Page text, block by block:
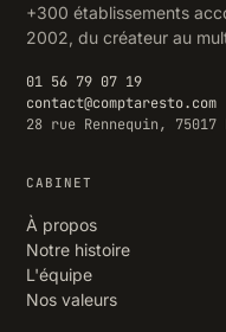
+300 établissements
2002, du créateur au
01 56 79 07 19
contact@comptaresto.com
28 rue Rennequin, 75017
CABINET
À propos
Notre histoire
L'équipe
Nos valeurs